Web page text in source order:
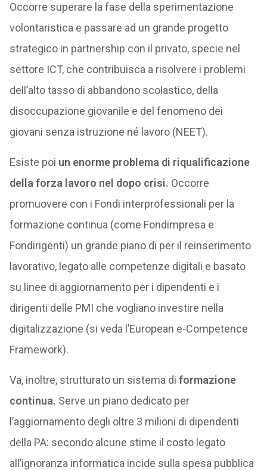
Occorre superare la fase della sperimentazione
volontaristica e passare ad un grande progetto
strategico in partnership con il privato, specie nel
settore ICT, che contribuisca a risolvere i problemi
dell’alto tasso di abbandono scolastico, della
disoccupazione giovanile e del fenomeno dei
giovani senza istruzione né lavoro (NEET).
Esiste poi un enorme problema di riqualificazione
della forza lavoro nel dopo crisi. Occorre
promuovere con i Fondi interprofessionali per la
formazione continua (come Fondimpresa e
Fondirigenti) un grande piano di per il reinserimento
lavorativo, legato alle competenze digitali e basato
su linee di aggiornamento per i dipendenti e i
dirigenti delle PMI che vogliano investire nella
digitalizzazione (si veda l’European e-Competence
Framework).
Va, inoltre, strutturato un sistema di formazione
continua. Serve un piano dedicato per
l’aggiornamento degli oltre 3 milioni di dipendenti
della PA: secondo alcune stime il costo legato
all’ignoranza informatica incide sulla spesa pubblica